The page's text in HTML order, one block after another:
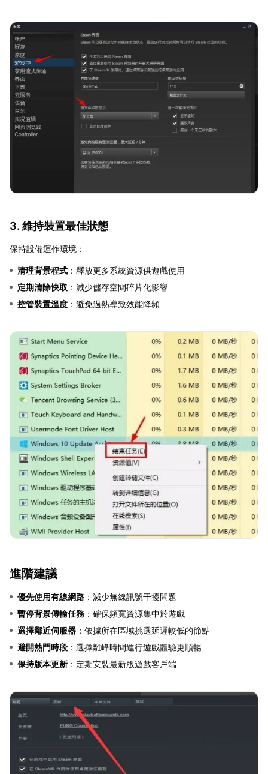
3. 維持裝置最佳狀態
保持設備運作環境：
清理背景程式 ：釋放更多系統資源供遊戲使用
定期清除快取 ：減少儲存空間碎片化影響
控管裝置溫度 ：避免過熱導致效能降頻
進階建議
優先使用有線網路 ：減少無線訊號干擾問題
暫停背景傳輸任務 ：確保頻寬資源集中於遊戲
選擇鄰近伺服器 ：依據所在區域挑選延遲較低的節點
避開熱門時段 ：選擇離峰時間進行遊戲體驗更順暢
保持版本更新 ：定期安裝最新版遊戲客戶端